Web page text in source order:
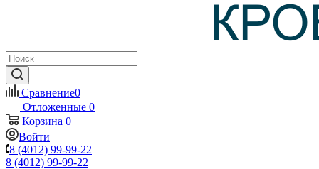
Сравнение0
Отложенные 0
Корзина 0
Войти
8 (4012) 99-99-22
8 (4012) 99-99-22